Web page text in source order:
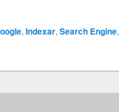
,Indexar,Search Engine,